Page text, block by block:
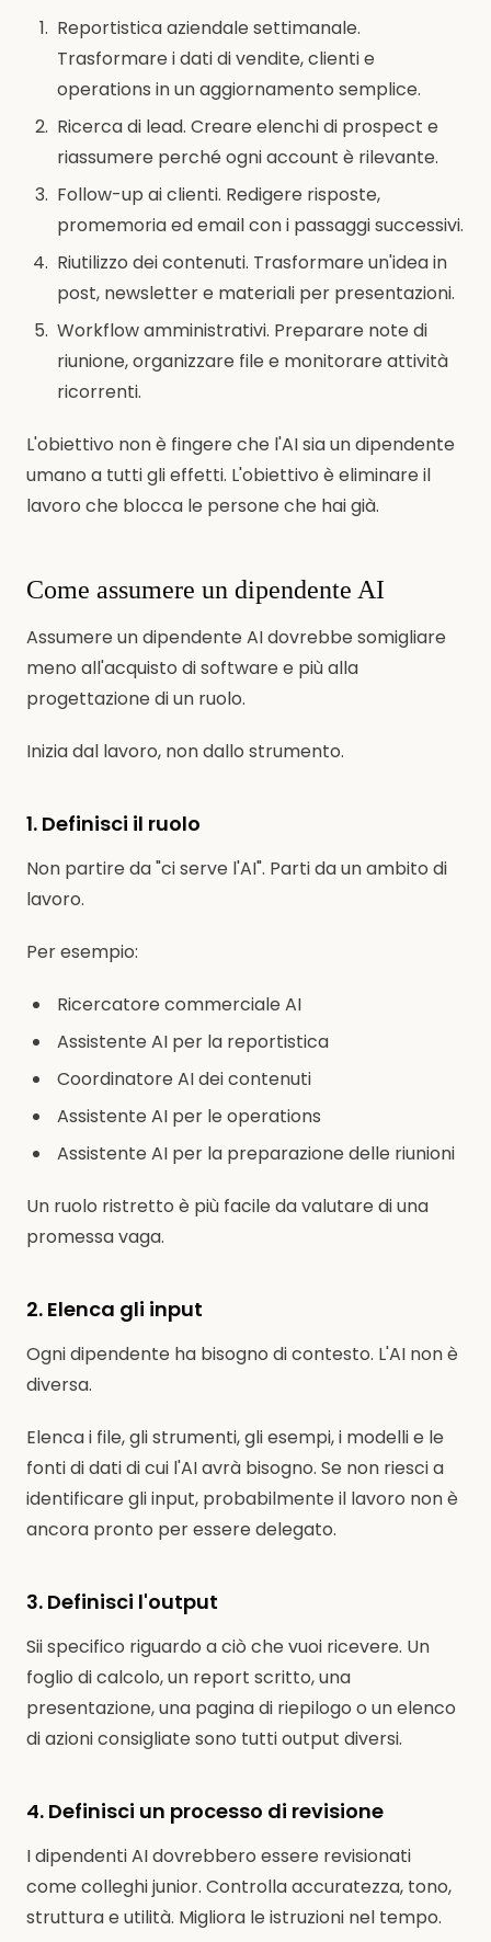
Reportistica aziendale settimanale.
Trasformare i dati di vendite, clienti e
operations in un aggiornamento semplice.
Ricerca di lead. Creare elenchi di prospect e
riassumere perché ogni account è rilevante.
Follow-up ai clienti. Redigere risposte,
promemoria ed email con i passaggi successivi.
Riutilizzo dei contenuti. Trasformare un'idea in
post, newsletter e materiali per presentazioni.
Workflow amministrativi. Preparare note di
riunione, organizzare file e monitorare attività
ricorrenti.
L'obiettivo non è fingere che l'AI sia un dipendente
umano a tutti gli effetti. L'obiettivo è eliminare il
lavoro che blocca le persone che hai già.
Come assumere un dipendente AI
Assumere un dipendente AI dovrebbe somigliare
meno all'acquisto di software e più alla
progettazione di un ruolo.
Inizia dal lavoro, non dallo strumento.
1. Definisci il ruolo
Non partire da "ci serve l'AI". Parti da un ambito di
lavoro.
Per esempio:
Ricercatore commerciale AI
Assistente AI per la reportistica
Coordinatore AI dei contenuti
Assistente AI per le operations
Assistente AI per la preparazione delle riunioni
Un ruolo ristretto è più facile da valutare di una
promessa vaga.
2. Elenca gli input
Ogni dipendente ha bisogno di contesto. L'AI non è
diversa.
Elenca i file, gli strumenti, gli esempi, i modelli e le
fonti di dati di cui l'AI avrà bisogno. Se non riesci a
identificare gli input, probabilmente il lavoro non è
ancora pronto per essere delegato.
3. Definisci l'output
Sii specifico riguardo a ciò che vuoi ricevere. Un
foglio di calcolo, un report scritto, una
presentazione, una pagina di riepilogo o un elenco
di azioni consigliate sono tutti output diversi.
4. Definisci un processo di revisione
I dipendenti AI dovrebbero essere revisionati
come colleghi junior. Controlla accuratezza, tono,
struttura e utilità. Migliora le istruzioni nel tempo.